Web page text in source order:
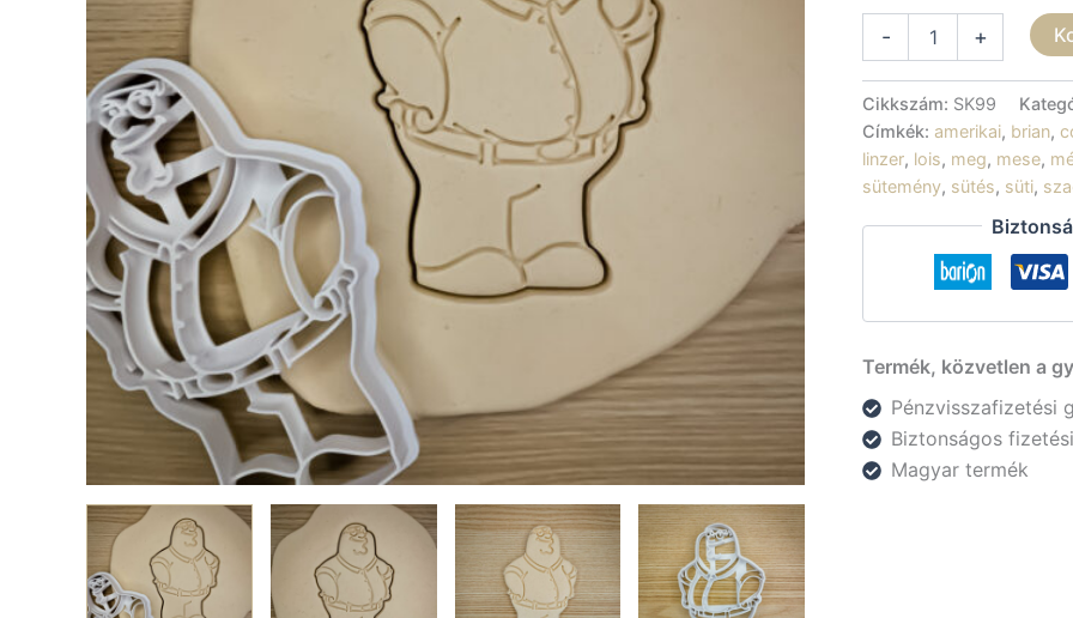
-
Guy
Peter
mennyiség
+
Cikkszám: SK99
Címkék: amerikai, brian,
linzer, lois, meg, mese,
sütemény, sütés, süti,
Termék, közvetlen a
Pénzvisszafizetési
Biztonságos
Magyar termék